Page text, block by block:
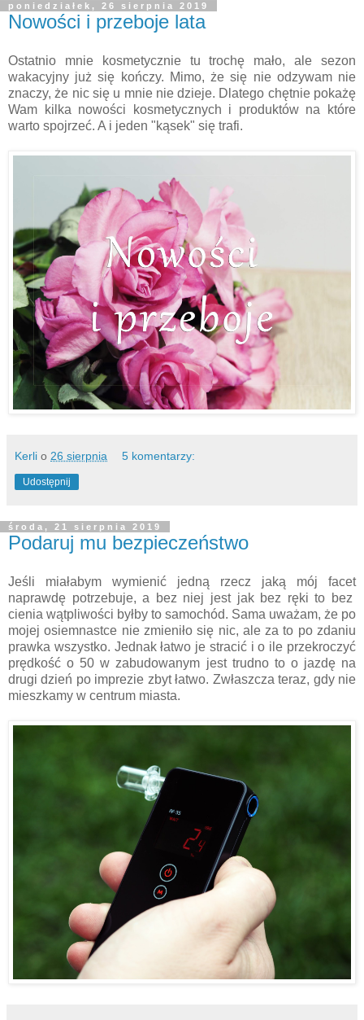
poniedziałek, 26 sierpnia 2019
Nowości i przeboje lata
Ostatnio mnie kosmetycznie tu trochę mało, ale sezon
wakacyjny już się kończy. Mimo, że się nie odzywam nie
znaczy, że nic się u mnie nie dzieje. Dlatego chętnie pokażę
Wam kilka nowości kosmetycznych i produktów na które
warto spojrzeć. A i jeden "kąsek" się trafi.
Kerli o 26 sierpnia 5 komentarzy:
Udostępnij
środa, 21 sierpnia 2019
Podaruj mu bezpieczeństwo
Jeśli miałabym wymienić jedną rzecz jaką mój facet
naprawdę potrzebuje, a bez niej jest jak bez ręki to bez
cienia wątpliwości byłby to samochód. Sama uważam, że po
mojej osiemnastce nie zmieniło się nic, ale za to po zdaniu
prawka wszystko. Jednak łatwo je stracić i o ile przekroczyć
prędkość o 50 w zabudowanym jest trudno to o jazdę na
drugi dzień po imprezie zbyt łatwo. Zwłaszcza teraz, gdy nie
mieszkamy w centrum miasta.